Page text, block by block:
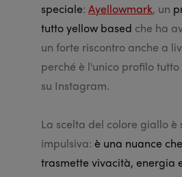
speciale: Ayellowmark, un
tutto yellow based che ha
un forte riscontro anche a
perché è l'unico profilo
su Instagram.
La scelta del colore giallo è
impulsiva: è una nuance
trasmette vivacità, energia